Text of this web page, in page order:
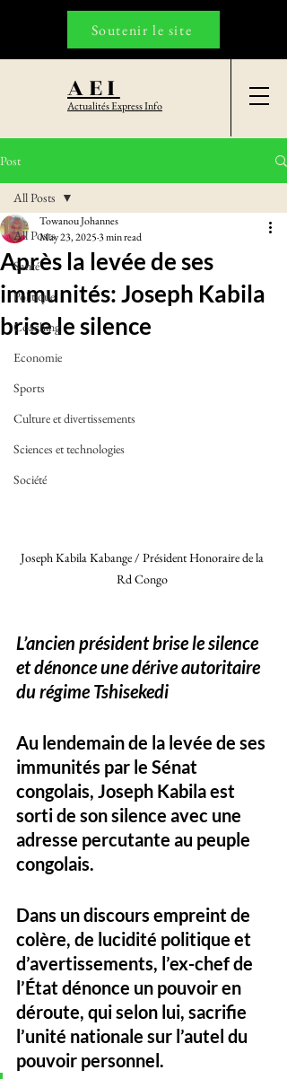
AEI
Actualités Express Info
Soutenir le site
Post
All Posts
Santé
Politique
Coaching
Economie
Sports
Culture et divertissements
Sciences et technologies
Société
All Posts
Après la levée de ses
immunités: Joseph Kabila
brise le silence
Towanou Johannes
May 23, 20253 min read
Joseph Kabila Kabange / Président Honoraire de la
Rd Congo
L’ancien président brise le silence
et dénonce une dérive autoritaire
du régime Tshisekedi
Au lendemain de la levée de ses
immunités par le Sénat
congolais, Joseph Kabila est
sorti de son silence avec une
adresse percutante au peuple
congolais.
Dans un discours empreint de
colère, de lucidité politique et
d’avertissements, l’ex-chef de
l’État dénonce un pouvoir en
déroute, qui selon lui, sacrifie
l’unité nationale sur l’autel du
pouvoir personnel.